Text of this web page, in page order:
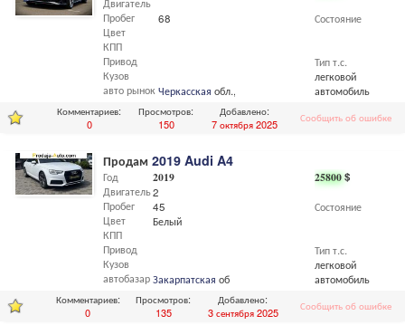
Состояние
Тип т.с.
легковой
автомобиль
Двигатель
Пробег
Цвет
КПП
Привод
Кузов
авто рынок
68
Черкасская обл.,
Комментариев:
0
Просмотров:
150
Добавлено:
7 октября 2025
Сообщить об ошибке
Продам 2019 Audi A4
25800$
Состояние
Тип т.с.
легковой
автомобиль
Год
Двигатель
Пробег
Цвет
КПП
Привод
Кузов
автобазар
2019
2
45
Белый
Закарпатская обл.,
Комментариев:
0
Просмотров:
135
Добавлено:
3 сентября 2025
Сообщить об ошибке